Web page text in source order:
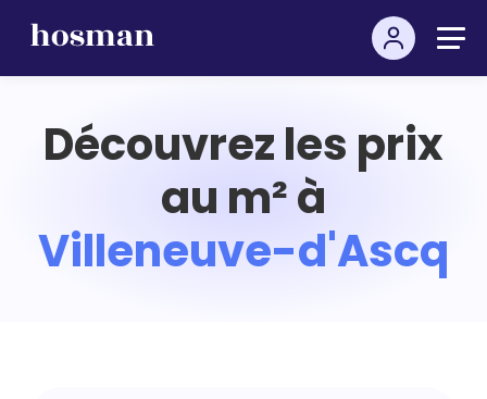
Découvrez les prix
au m² à
Villeneuve-d'Ascq